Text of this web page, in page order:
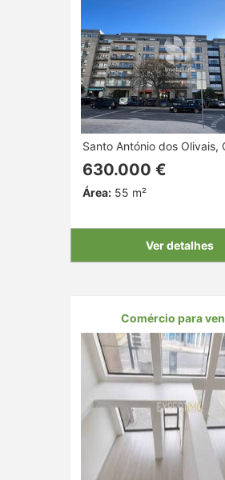
Santo António dos Olivais,
630.000 €
Área:55 m²
Ver detalhes
Comércio para